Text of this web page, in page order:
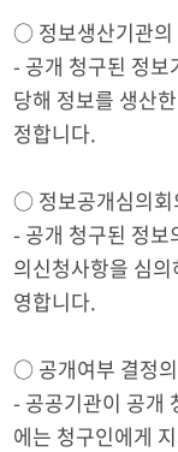
○ 정보생산기관의
- 공개 청구된 정보
당해 정보를 생산
정합니다.
○ 정보공개심의회
- 공개 청구된 정보
의신청사항을 심
영합니다.
○ 공개여부 결정
- 공공기관이 공개
에는 청구인에게